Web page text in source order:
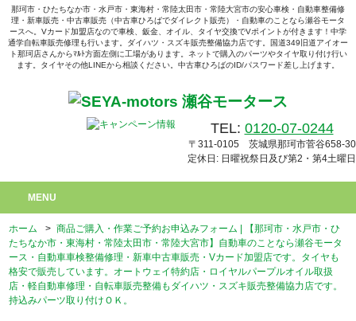
那珂市・ひたちなか市・水戸市・東海村・常陸太田市・常陸大宮市の安心車検・自動車整備修
理・新車販売・中古車販売（中古車ひろばでダイレクト販売）・自動車のことなら瀬谷モータ
ースへ。Vカード加盟店なので車検、鈑金、オイル、タイヤ交換でVポイントが付きます！中学
通学自転車販売修理も行います。ダイハツ・スズキ販売整備協力店です。国道349旧道アイオー
ト那珂店さんからﾏﾙﾄ方面左側に工場があります。ネットで購入のパーツやタイヤ取り付け行い
ます。タイヤその他LINEから相談ください。中古車ひろばのID/パスワード差し上げます。
TEL: 0120-07-0244
〒311-0105 茨城県那珂市菅谷658-30
定休日: 日曜祝祭日及び第2・第4土曜日
MENU
ホーム > 商品ご購入・作業ご予約お申込みフォーム | 【那珂市・水戸市・ひ
たちなか市・東海村・常陸太田市・常陸大宮市】自動車のことなら瀬谷モータ
ース・自動車車検整備修理・新車中古車販売・Vカード加盟店です。タイヤも
格安で販売しています。オートウェイ特約店・ロイヤルパープルオイル取扱
店・軽自動車修理・自転車販売整備もダイハツ・スズキ販売整備協力店です。
持込みパーツ取り付けＯＫ。